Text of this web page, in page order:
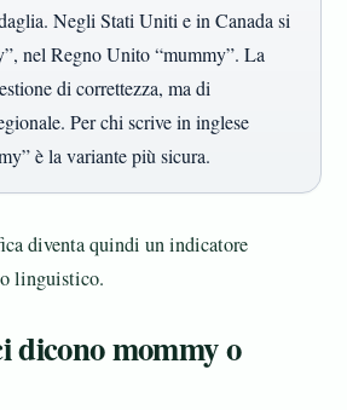
Negli Stati Uniti e in Canada si
nel Regno Unito “mummy”. La
di correttezza, ma di
Per chi scrive in inglese
è la variante più sicura.
diventa quindi un indicatore
linguistico.
mommy o